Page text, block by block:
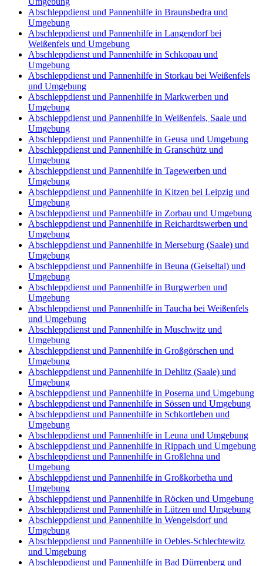
Abschleppdienst und Pannenhilfe in Braunsbedra und
Umgebung
Abschleppdienst und Pannenhilfe in Langendorf bei
Weißenfels und Umgebung
Abschleppdienst und Pannenhilfe in Schkopau und
Umgebung
Abschleppdienst und Pannenhilfe in Storkau bei Weißenfels
und Umgebung
Abschleppdienst und Pannenhilfe in Markwerben und
Umgebung
Abschleppdienst und Pannenhilfe in Weißenfels, Saale und
Umgebung
Abschleppdienst und Pannenhilfe in Geusa und Umgebung
Abschleppdienst und Pannenhilfe in Granschütz und
Umgebung
Abschleppdienst und Pannenhilfe in Tagewerben und
Umgebung
Abschleppdienst und Pannenhilfe in Kitzen bei Leipzig und
Umgebung
Abschleppdienst und Pannenhilfe in Zorbau und Umgebung
Abschleppdienst und Pannenhilfe in Reichardtswerben und
Umgebung
Abschleppdienst und Pannenhilfe in Merseburg (Saale) und
Umgebung
Abschleppdienst und Pannenhilfe in Beuna (Geiseltal) und
Umgebung
Abschleppdienst und Pannenhilfe in Burgwerben und
Umgebung
Abschleppdienst und Pannenhilfe in Taucha bei Weißenfels
und Umgebung
Abschleppdienst und Pannenhilfe in Muschwitz und
Umgebung
Abschleppdienst und Pannenhilfe in Großgörschen und
Umgebung
Abschleppdienst und Pannenhilfe in Dehlitz (Saale) und
Umgebung
Abschleppdienst und Pannenhilfe in Poserna und Umgebung
Abschleppdienst und Pannenhilfe in Sössen und Umgebung
Abschleppdienst und Pannenhilfe in Schkortleben und
Umgebung
Abschleppdienst und Pannenhilfe in Leuna und Umgebung
Abschleppdienst und Pannenhilfe in Rippach und Umgebung
Abschleppdienst und Pannenhilfe in Großlehna und
Umgebung
Abschleppdienst und Pannenhilfe in Großkorbetha und
Umgebung
Abschleppdienst und Pannenhilfe in Röcken und Umgebung
Abschleppdienst und Pannenhilfe in Lützen und Umgebung
Abschleppdienst und Pannenhilfe in Wengelsdorf und
Umgebung
Abschleppdienst und Pannenhilfe in Oebles-Schlechtewitz
und Umgebung
Abschleppdienst und Pannenhilfe in Bad Dürrenberg und